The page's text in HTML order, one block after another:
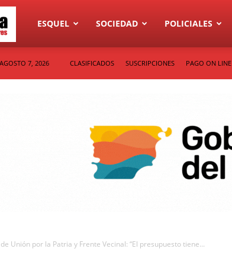
Diario
La
ESQUEL SOCIEDAD POLICIALES
7, 2026 CLASIFICADOS SUSCRIPCIONES PAGO ON LINE
Unión por la Patria y Frente Vecinal: “El presupuesto tiene...